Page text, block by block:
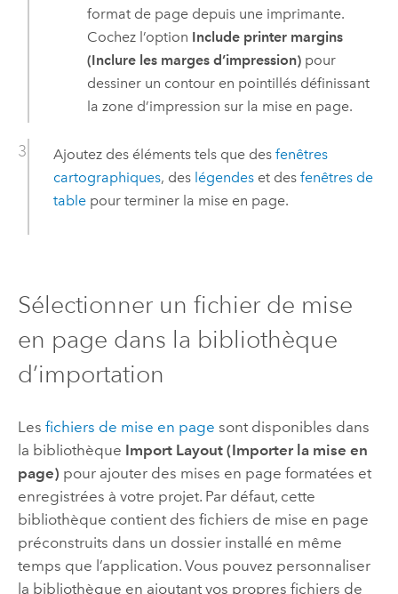
format de page depuis une imprimante.
Cochez l’option Include printer margins
(Inclure les marges d’impression) pour
dessiner un contour en pointillés définissant
la zone d’impression sur la mise en page.
Ajoutez des éléments tels que des fenêtres
cartographiques, des légendeset des fenêtres de
tablepour terminer la mise en page.
Sélectionner un fichier de mise
en page dans la bibliothèque
d’importation
Les fichiers de mise en page sont disponibles dans
la bibliothèque Import Layout (Importer la mise en
page) pour ajouter des mises en page formatées et
enregistrées à votre projet. Par défaut, cette
bibliothèque contient des fichiers de mise en page
préconstruits dans un dossier installé en même
temps que l’application. Vous pouvez personnaliser
la bibliothèque en ajoutant vos propres fichiers de